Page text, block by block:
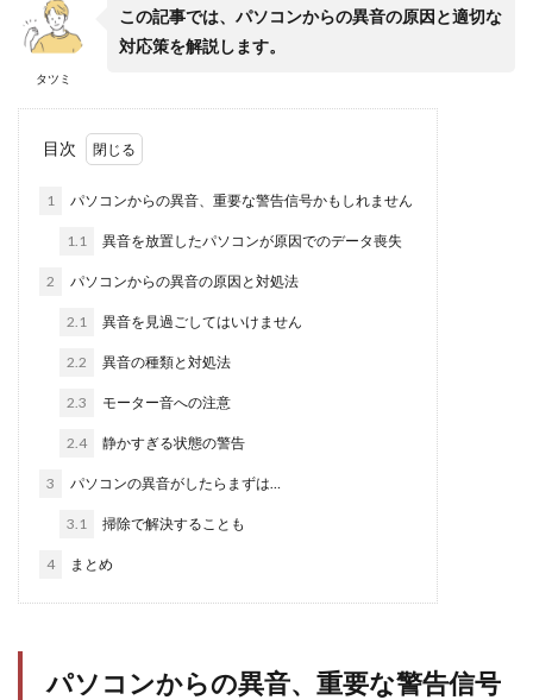
タツミ
この記事では、パソコンからの異音の原因と適切な
対応策を解説します。
目次
1 パソコンからの異音、重要な警告信号かもしれません
1.1 異音を放置したパソコンが原因でのデータ喪失
2 パソコンからの異音の原因と対処法
2.1 異音を見過ごしてはいけません
2.2 異音の種類と対処法
2.3 モーター音への注意
2.4 静かすぎる状態の警告
3 パソコンの異音がしたらまずは…
3.1 掃除で解決することも
4 まとめ
パソコンからの異音、重要な警告信号